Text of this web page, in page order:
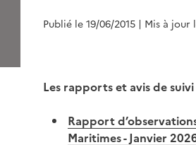
Publié le 19/06/2015 | Mis à jour
Les rapports et avis de
Rapport
Maritimes - Janvier